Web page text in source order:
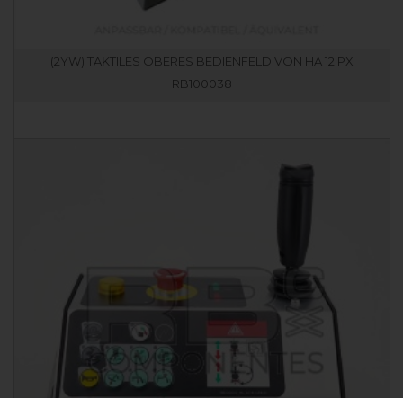
(2YW) TAKTILES OBERES BEDIENFELD VON HA 12 PX
RB100038